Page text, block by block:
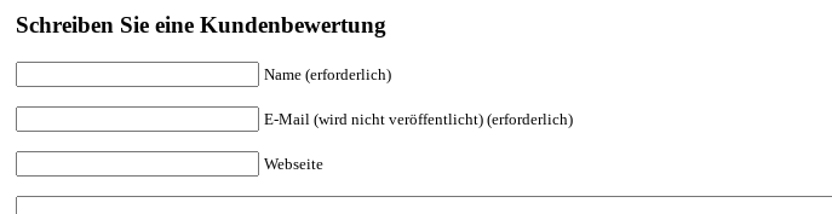
Schreiben Sie eine Kundenbewertung
Name (erforderlich)
E-Mail (wird nicht veröffentlicht) (erforderlich)
Webseite